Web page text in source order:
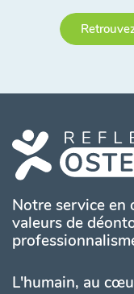
Notre service en
valeurs de
L'humain, au